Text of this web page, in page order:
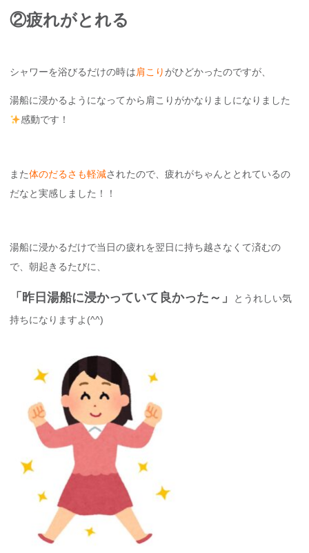
②疲れがとれる
シャワーを浴びるだけの時は肩こり がひどかったのですが、
湯船に浸かるようになってから肩こりがかなりましになりました
感動です！
また体のだるさも軽減されたので、疲れがちゃんととれているの
だなと実感しました！！
湯船に浸かるだけで当日の疲れを翌日に持ち越さなくて済むの
で、朝起きるたびに、
「昨日湯船に浸かっていて良かった～」
とうれしい気
持ちになりますよ(^^)